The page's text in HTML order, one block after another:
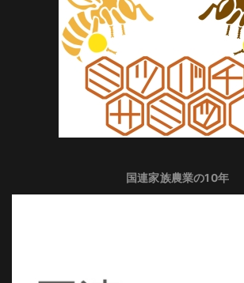
国連家族農業の10年